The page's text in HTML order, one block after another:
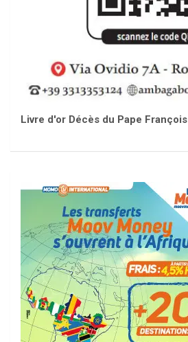
Livre d'or Décès du Pape François